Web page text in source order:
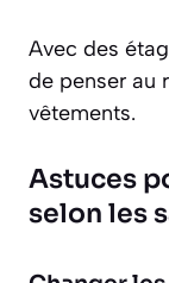
Avec des
de penser au
vêtements.
Astuces
selon les